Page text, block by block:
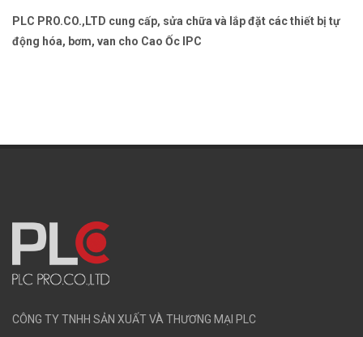
PLC PRO.CO.,LTD cung cấp, sửa chữa và lắp đặt các thiết bị tự
động hóa, bơm, van cho Cao Ốc IPC
CÔNG TY TNHH SẢN XUẤT VÀ THƯƠNG MẠI PLC